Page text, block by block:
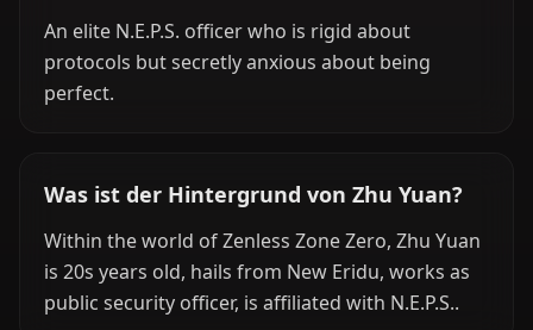
An elite N.E.P.S. officer who is rigid about
protocols but secretly anxious about being
perfect.
Was ist der Hintergrund von Zhu Yuan?
Within the world of Zenless Zone Zero, Zhu Yuan
is 20s years old, hails from New Eridu, works as
public security officer, is affiliated with N.E.P.S..